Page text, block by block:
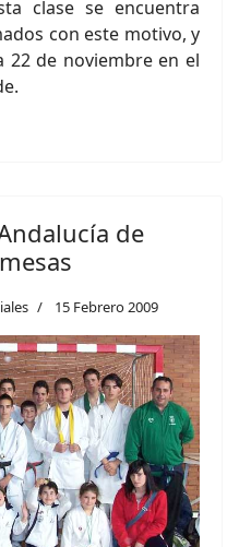
clase se encuentra
con este motivo, y
22 de noviembre en el
de
15 Febrero 2009